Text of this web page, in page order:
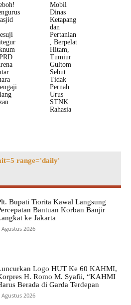
Mobil
Dinas
Ketapang
dan
Pertanian
, Berpelat
Hitam,
Tumiur
Gultom
Sebut
Tidak
Pernah
Urus
STNK
Rahasia
range='daily'
Bupati Tiorita Kawal Langsung
Bantuan Korban Banjir
ke Jakarta
Agustus 2026
Logo HUT Ke 60 KAHMI,
H. Romo M. Syafii, “KAHMI
Berada di Garda Terdepan
Agustus 2026